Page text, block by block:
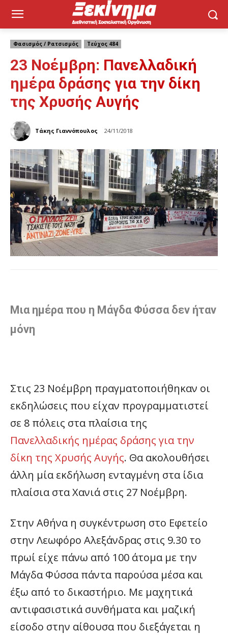
Φασισμός / Ρατσισμός Τεύχος 484
23 Νοέμβρη: Πανελλαδική
ημέρα δράσης για την δίκη
της Χρυσής Αυγής
Τάκης Γιαννόπουλος 24/11/2018
Μια ημέρα που η Μάγδα Φύσσα δεν ήταν
μόνη
Στις 23 Νοέμβρη πραγματοποιήθηκαν οι
εκδηλώσεις που είχαν προγραμματιστεί
σε 8 πόλεις στα πλαίσια της
Πανελλαδικής ημέρας δράσης για την
δίκη της Χρυσής Αυγής. Θα ακολουθήσει
άλλη μία εκδήλωση ενταγμένη στα ίδια
πλαίσια στα Χανιά στις 27 Νοέμβρη.
Στην Αθήνα η συγκέντρωση στο Εφετείο
στην Λεωφόρο Αλεξάνδρας στις 9.30 το
πρωί είχε πάνω από 100 άτομα με την
Μάγδα Φύσσα πάντα παρούσα μέσα και
έξω από το δικαστήριο. Με μαχητικά
αντιφασιστικά συνθήματα και μαζική
είσοδο στην αίθουσα που διεξάγεται η